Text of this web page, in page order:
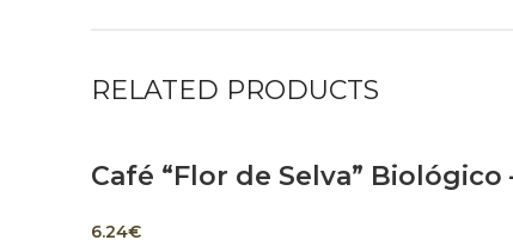
RELATED PRODUCTS
Café “Flor de Selva” Biológico
6.24€